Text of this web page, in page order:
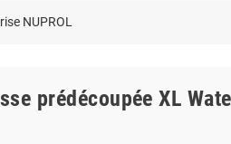
NUPROL
prédécoupée XL